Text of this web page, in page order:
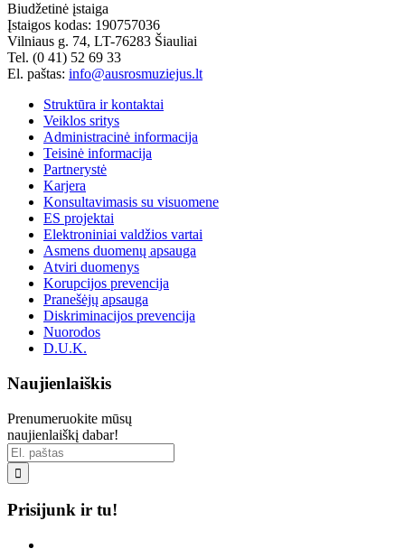
Biudžetinė įstaiga
Įstaigos kodas: 190757036
Vilniaus g. 74, LT-76283 Šiauliai
Tel. (0 41) 52 69 33
El. paštas: info@ausrosmuziejus.lt
Struktūra ir kontaktai
Veiklos sritys
Administracinė informacija
Teisinė informacija
Partnerystė
Karjera
Konsultavimasis su visuomene
ES projektai
Elektroniniai valdžios vartai
Asmens duomenų apsauga
Atviri duomenys
Korupcijos prevencija
Pranešėjų apsauga
Diskriminacijos prevencija
Nuorodos
D.U.K.
Naujienlaiškis
Prenumeruokite mūsų
naujienlaiškį dabar!

Prisijunk ir tu!